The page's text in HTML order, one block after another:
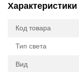
Характеристики
Код товара
Тип света
Вид